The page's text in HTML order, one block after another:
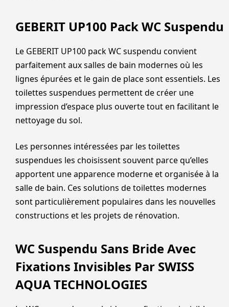
GEBERIT UP100 Pack WC Suspendu
Le GEBERIT UP100 pack WC suspendu convient
parfaitement aux salles de bain modernes où les
lignes épurées et le gain de place sont essentiels. Les
toilettes suspendues permettent de créer une
impression d’espace plus ouverte tout en facilitant le
nettoyage du sol.
Les personnes intéressées par les toilettes
suspendues les choisissent souvent parce qu’elles
apportent une apparence moderne et organisée à la
salle de bain. Ces solutions de toilettes modernes
sont particulièrement populaires dans les nouvelles
constructions et les projets de rénovation.
WC Suspendu Sans Bride Avec
Fixations Invisibles Par SWISS
AQUA TECHNOLOGIES